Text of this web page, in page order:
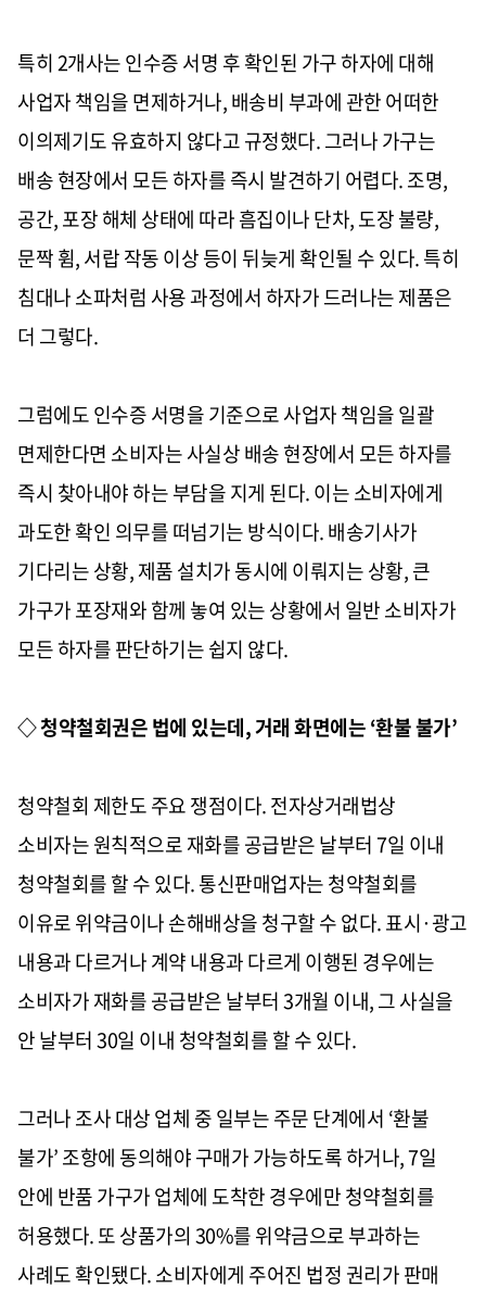
특히 2개사는 인수증 서명 후 확인된 가구 하자에 대해
사업자 책임을 면제하거나, 배송비 부과에 관한 어떠한
이의제기도 유효하지 않다고 규정했다. 그러나 가구는
배송 현장에서 모든 하자를 즉시 발견하기 어렵다. 조명,
공간, 포장 해체 상태에 따라 흠집이나 단차, 도장 불량,
문짝 휨, 서랍 작동 이상 등이 뒤늦게 확인될 수 있다. 특히
침대나 소파처럼 사용 과정에서 하자가 드러나는 제품은
더 그렇다.
그럼에도 인수증 서명을 기준으로 사업자 책임을 일괄
면제한다면 소비자는 사실상 배송 현장에서 모든 하자를
즉시 찾아내야 하는 부담을 지게 된다. 이는 소비자에게
과도한 확인 의무를 떠넘기는 방식이다. 배송기사가
기다리는 상황, 제품 설치가 동시에 이뤄지는 상황, 큰
가구가 포장재와 함께 놓여 있는 상황에서 일반 소비자가
모든 하자를 판단하기는 쉽지 않다.
◇ 청약철회권은 법에 있는데, 거래 화면에는 ‘환불 불가’
청약철회 제한도 주요 쟁점이다. 전자상거래법상
소비자는 원칙적으로 재화를 공급받은 날부터 7일 이내
청약철회를 할 수 있다. 통신판매업자는 청약철회를
이유로 위약금이나 손해배상을 청구할 수 없다. 표시·광고
내용과 다르거나 계약 내용과 다르게 이행된 경우에는
소비자가 재화를 공급받은 날부터 3개월 이내, 그 사실을
안 날부터 30일 이내 청약철회를 할 수 있다.
그러나 조사 대상 업체 중 일부는 주문 단계에서 ‘환불
불가’ 조항에 동의해야 구매가 가능하도록 하거나, 7일
안에 반품 가구가 업체에 도착한 경우에만 청약철회를
허용했다. 또 상품가의 30%를 위약금으로 부과하는
사례도 확인됐다. 소비자에게 주어진 법정 권리가 판매